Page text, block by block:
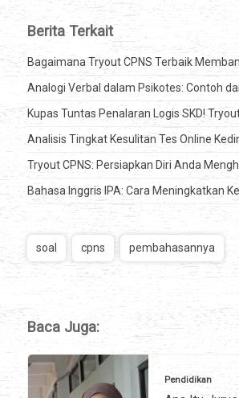
Berita Terkait
Bagaimana Tryout CPNS Terbaik
Analogi Verbal dalam Psikotes: Contoh
Kupas Tuntas Penalaran Logis SKD!
Analisis Tingkat Kesulitan Tes Online
Tryout CPNS: Persiapkan Diri Anda
Bahasa Inggris IPA: Cara Meningkatkan
soal cpns pembahasannya
Baca Juga:
Pendidikan